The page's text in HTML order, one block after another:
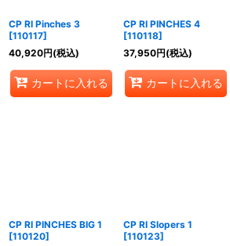
CP RI Pinches 3
[110117]
40,920円(税込)
カートに入れる
CP RI PINCHES 4
[110118]
37,950円(税込)
カートに入れる
CP RI PINCHES BIG 1
[110120]
CP RI Slopers 1
[110123]